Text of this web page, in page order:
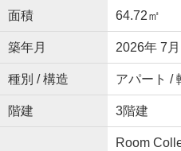
面積 64.72㎡
築年月 2026年 7
種別 / 構造 アパート /
階建 3階建
Room